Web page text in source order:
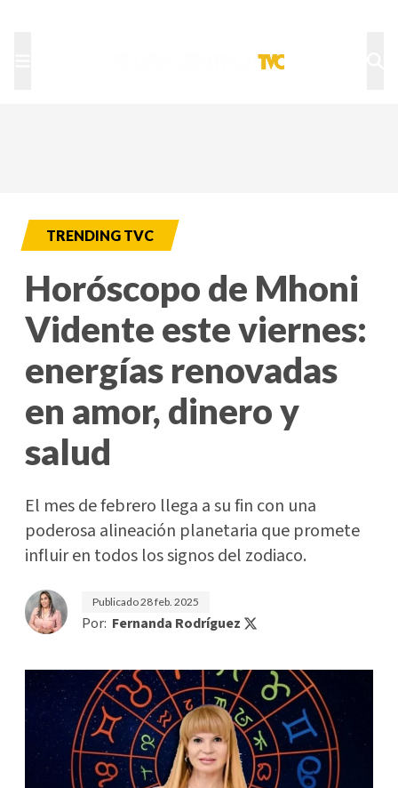
TRENDING TVC
Horóscopo de Mhoni
Vidente este viernes:
energías renovadas
en amor, dinero y
salud
El mes de febrero llega a su fin con una
poderosa alineación planetaria que promete
influir en todos los signos del zodiaco.
Publicado28 feb. 2025
Por: Fernanda Rodríguez